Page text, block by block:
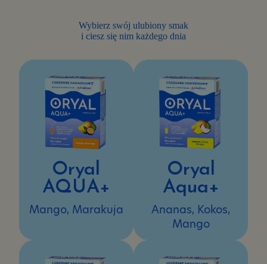
Wybierz swój ulubiony smak
i ciesz się nim każdego dnia
Oryal
AQUA+
Mango, Marakuja
Oryal
Aqua+
Ananas, Kokos,
Mango